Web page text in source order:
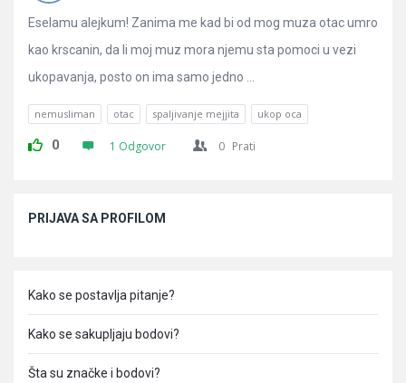
Eselamu alejkum! Zanima me kad bi od mog muza otac umro
kao krscanin, da li moj muz mora njemu sta pomoci u vezi
ukopavanja, posto on ima samo jedno ...
nemusliman otac spaljivanje mejjita ukop oca
0 1 Odgovor 0 Prati
PRIJAVA SA PROFILOM
Kako se postavlja pitanje?
Kako se sakupljaju bodovi?
Šta su značke i bodovi?